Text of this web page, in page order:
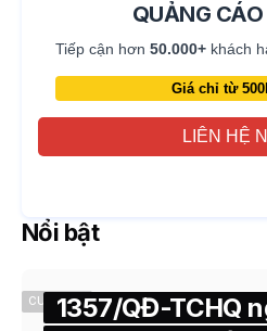
QUẢNG
Tiếp cận hơn 50.000+ khách
Giá chỉ từ
LIÊN HỆ
Nổi bật
CUSTOMS1357/QĐ-TCHQ